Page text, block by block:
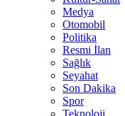
Medya
Otomobil
Politika
Resmi İlan
Sağlık
Seyahat
Son Dakika
Spor
Teknoloji